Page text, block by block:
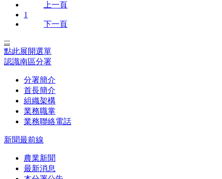
上一頁
1
下一頁
:::
點此展開選單
認識南區分署
分署簡介
首長簡介
組織架構
業務職掌
業務聯絡電話
新聞最前線
農業新聞
最新消息